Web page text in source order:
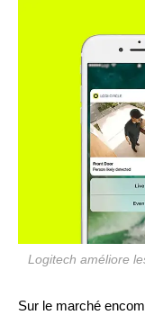
Logitech améliore
Sur le marché